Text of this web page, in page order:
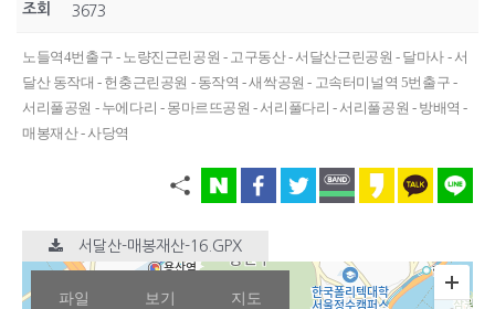
조회 3673
노들역4번출구 - 노량진근린공원 - 고구동산 - 서달산근린공원 - 달마사 - 서
달산 동작대 - 헌충근린공원 - 동작역 - 새싹공원 - 고속터미널역 5번출구 -
서리풀공원 - 누에다리 - 몽마르뜨공원 - 서리풀다리 - 서리풀공원 - 방배역 -
매봉재산 - 사당역
서달산-매봉재산-16.GPX